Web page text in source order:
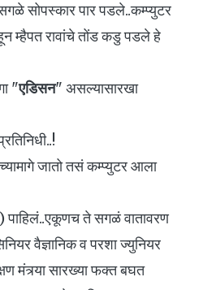
सोपस्कार पार पडले..कम्प्युटर
म्हैपत रावांचे तोंड कडु पडले हे
"एडिसन" असल्यासारखा
जातो तसं कम्प्युटर आला
ते सगळं वातावरण
वैज्ञानिक व परशा ज्युनियर
मंत्र्या सारख्या फक्त बघत